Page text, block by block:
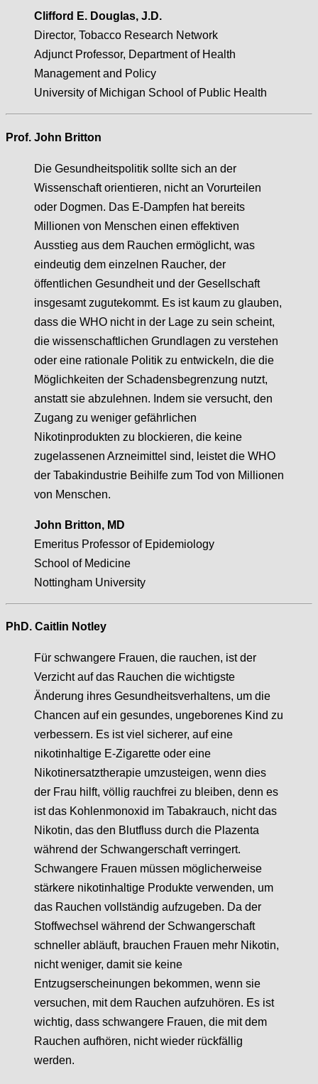
Clifford E. Douglas, J.D.
Director, Tobacco Research Network
Adjunct Professor, Department of Health
Management and Policy
University of Michigan School of Public Health
Prof. John Britton
Die Gesundheitspolitik sollte sich an der
Wissenschaft orientieren, nicht an Vorurteilen
oder Dogmen. Das E-Dampfen hat bereits
Millionen von Menschen einen effektiven
Ausstieg aus dem Rauchen ermöglicht, was
eindeutig dem einzelnen Raucher, der
öffentlichen Gesundheit und der Gesellschaft
insgesamt zugutekommt. Es ist kaum zu glauben,
dass die WHO nicht in der Lage zu sein scheint,
die wissenschaftlichen Grundlagen zu verstehen
oder eine rationale Politik zu entwickeln, die die
Möglichkeiten der Schadensbegrenzung nutzt,
anstatt sie abzulehnen. Indem sie versucht, den
Zugang zu weniger gefährlichen
Nikotinprodukten zu blockieren, die keine
zugelassenen Arzneimittel sind, leistet die WHO
der Tabakindustrie Beihilfe zum Tod von Millionen
von Menschen.
John Britton, MD
Emeritus Professor of Epidemiology
School of Medicine
Nottingham University
PhD. Caitlin Notley
Für schwangere Frauen, die rauchen, ist der
Verzicht auf das Rauchen die wichtigste
Änderung ihres Gesundheitsverhaltens, um die
Chancen auf ein gesundes, ungeborenes Kind zu
verbessern. Es ist viel sicherer, auf eine
nikotinhaltige E-Zigarette oder eine
Nikotinersatztherapie umzusteigen, wenn dies
der Frau hilft, völlig rauchfrei zu bleiben, denn es
ist das Kohlenmonoxid im Tabakrauch, nicht das
Nikotin, das den Blutfluss durch die Plazenta
während der Schwangerschaft verringert.
Schwangere Frauen müssen möglicherweise
stärkere nikotinhaltige Produkte verwenden, um
das Rauchen vollständig aufzugeben. Da der
Stoffwechsel während der Schwangerschaft
schneller abläuft, brauchen Frauen mehr Nikotin,
nicht weniger, damit sie keine
Entzugserscheinungen bekommen, wenn sie
versuchen, mit dem Rauchen aufzuhören. Es ist
wichtig, dass schwangere Frauen, die mit dem
Rauchen aufhören, nicht wieder rückfällig
werden.